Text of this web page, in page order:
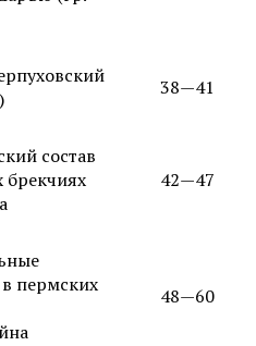
38—41
состав
брекчиях
42—47
пермских
48—60